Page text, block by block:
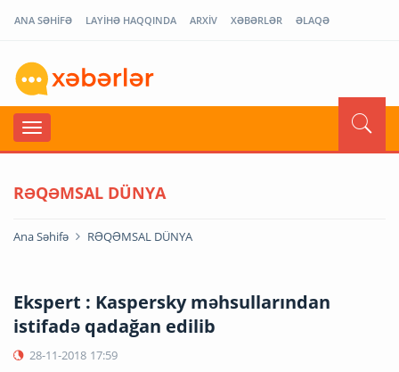
ANA SƏHİFƏ LAYİHƏ HAQQINDA ARXİV XƏBƏRLƏR ƏLAQƏ
RƏQƏMSAL DÜNYA
Ana Səhifə RƏQƏMSAL DÜNYA
Ekspert : Kaspersky məhsullarından
istifadə qadağan edilib
28-11-2018 17:59